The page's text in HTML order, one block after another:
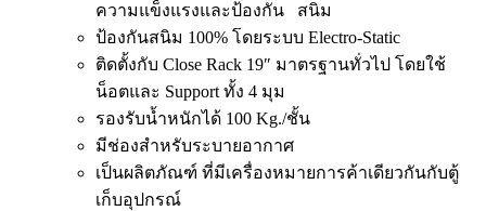
ความแข็งแรงและป้องกัน สนิม
ป้องกันสนิม 100% โดยระบบ Electro-Static
ติดตั้งกับ Close Rack 19″ มาตรฐานทั่วไป โดยใช้
น็อตและ Support ทั้ง 4 มุม
รองรับน้ำหนักได้ 100 Kg./ชั้น
มีช่องสำหรับระบายอากาศ
เป็นผลิตภัณฑ์ ที่มีเครื่องหมายการค้าเดียวกันกับตู้
เก็บอุปกรณ์